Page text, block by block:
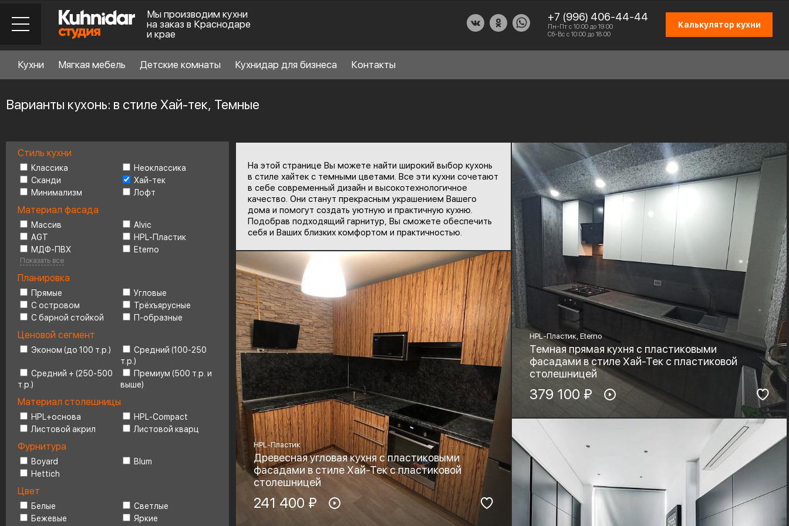
Мы производим кухни
на заказ в Краснодаре
и крае
+7 (996) 406-44-44
Пн-Пт с 10:00 до 19:00
Сб-Вс с 10:00 до 18:00
Калькулятор кухни
Стиль кухни
Материал фасада 8
Планировка
Ценовой сегмент 4
НАШИ УСЛУГИ
СПРАВОЧНЫЙ РАЗДЕЛ
ПАРТНЕРЫ
СХЕМА РАБОТЫ
ОТЗЫВЫ КЛИЕНТОВ
ПРИСОЕДИНИТЬСЯ К КОМАНДЕ
КОНТАКТЫ
Кухни Мягкая мебель Детские комнаты Кухнидар для бизнеса Контакты
Варианты кухонь: в стиле Хай-тек, Темные
Стиль кухни
Классика
Неоклассика
Сканди
Хай-тек
Минимализм
Лофт
Материал фасада
Массив
Alvic
AGT
HPL-Пластик
МДФ-ПВХ
Eterno
Показать все
Планировка
Прямые
Угловые
С островом
Трёхъярусные
С барной стойкой
П-образные
Ценовой сегмент
Эконом (до 100 т.р.)
Средний (100-250
т.р.)
Средний + (250-500
т.р.)
Премиум (500 т.р. и
выше)
Материал столешницы
HPL+основа
HPL-Compact
Листовой акрил
Листовой кварц
Фурнитура
Boyard
Blum
Hettich
Цвет
Белые
Светлые
Бежевые
Яркие
На этой странице Вы можете найти широкий выбор кухонь
в стиле хайтек с темными цветами. Все эти кухни сочетают
в себе современный дизайн и высокотехнологичное
качество. Они станут прекрасным украшением Вашего
дома и помогут создать уютную и практичную кухню.
Подобрав подходящий гарнитур, Вы сможете обеспечить
себя и Ваших близких комфортом и практичностью.
HPL-Пластик, Eterno
Темная прямая кухня с пластиковыми
фасадами в стиле Хай-Тек с пластиковой
столешницей
Материал фасадов:
HPL-Пластик, Eterno
Материал столешницы:
HPL+основа
Хай-тек, Минимализм
379 100 ₽
HPL-Пластик
Древесная угловая кухня с пластиковыми
фасадами в стиле Хай-Тек с пластиковой
столешницей
Материал фасадов:
HPL-Пластик
Материал столешницы:
HPL+основа
241 400 ₽